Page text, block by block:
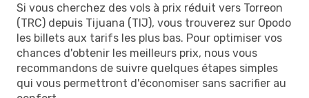
Si vous cherchez des vols à prix réduit vers Torreon
(TRC) depuis Tijuana (TIJ), vous trouverez sur Opodo
les billets aux tarifs les plus bas. Pour optimiser vos
chances d'obtenir les meilleurs prix, nous vous
recommandons de suivre quelques étapes simples
qui vous permettront d'économiser sans sacrifier au